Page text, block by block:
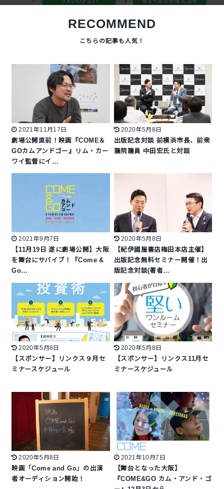
RECOMMEND
2021年11月17日
劇場公開直前！映画『COME＆
GOカムアンドゴー』リム・カー
ワイ監督にイ…
2020年5月8日
出版記念対談 前横浜市長、前衆
議院議員 中田宏氏と対談
2021年9月7日
【11月19日 遂に劇場公開】大阪
を舞台にサバイブ！『Come &
Go…
2020年5月8日
【紀伊國屋書店梅田本店主催】
出版記念無料セミナー開催！出
版記念対談(著者…
2020年5月8日
【スポンサー】リンクス９月セ
ミナースケジュール
2020年5月8日
【スポンサー】リンクス11月セ
ミナースケジュール
2020年5月8日
映画「Come and Go」の出演
者オーディション開始！
2021年10月7日
【舞台となった大阪】
『COME&GO カム・アンド・ゴ